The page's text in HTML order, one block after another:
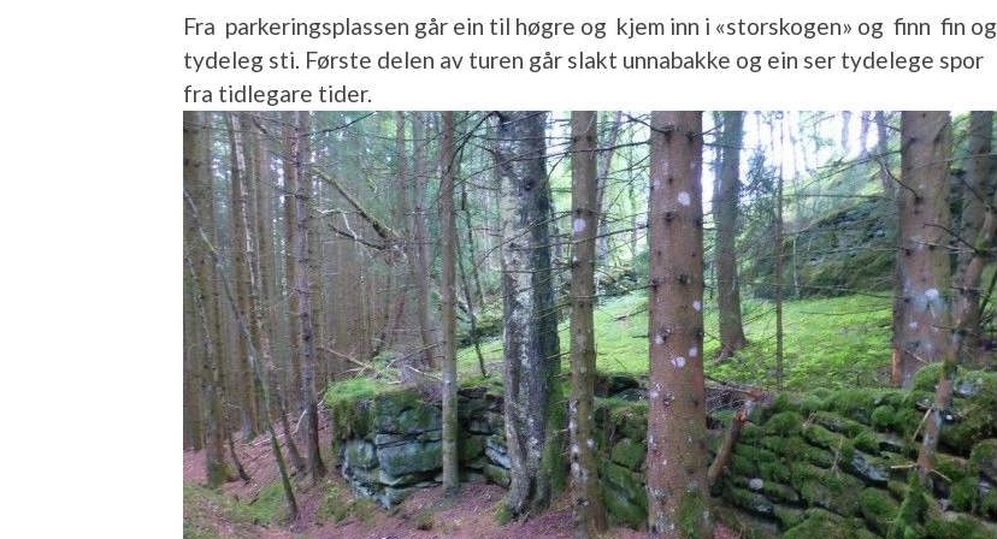
Fra parkeringsplassen går ein til høgre og kjem inn i «storskogen» og finn fin og
tydeleg sti. Første delen av turen går slakt unnabakke og ein ser tydelege spor
fra tidlegare tider.